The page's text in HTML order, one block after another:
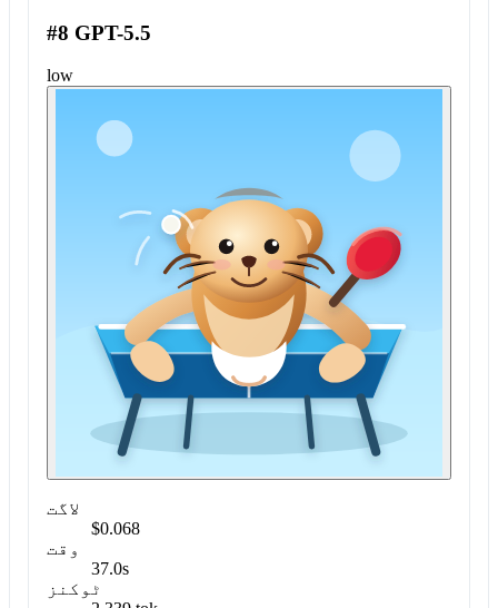
#8 GPT-5.5
low
لاگت
$0.068
وقت
37.0s
ٹوکنز